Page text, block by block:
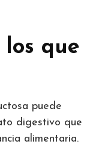
que
puede
digestivo que
alimentaria.